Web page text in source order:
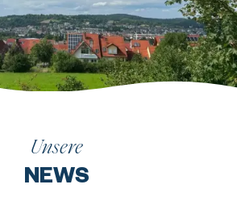
Unsere
NEWS